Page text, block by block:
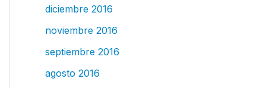
diciembre 2016
noviembre 2016
septiembre 2016
agosto 2016